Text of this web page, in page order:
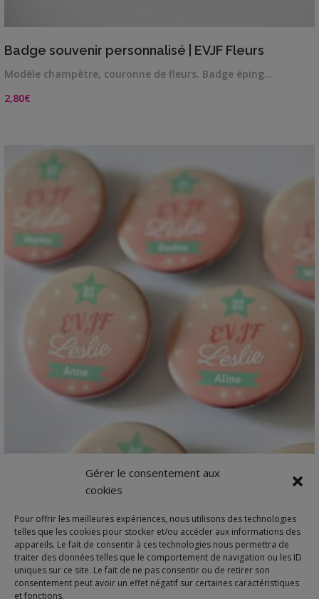
Gérer le consentement aux
cookies
Pour offrir les meilleures expériences, nous utilisons des technologies
telles que les cookies pour stocker et/ou accéder aux informations des
appareils. Le fait de consentir à ces technologies nous permettra de
traiter des données telles que le comportement de navigation ou les ID
uniques sur ce site. Le fait de ne pas consentir ou de retirer son
consentement peut avoir un effet négatif sur certaines caractéristiques
et fonctions.
Badge souvenir personnalisé | EVJF Fleurs
Modèle champêtre, couronne de fleurs. Badge éping…
2,80€
Badge souvenir personnalisé | EVJF Rose poudré
3,20€